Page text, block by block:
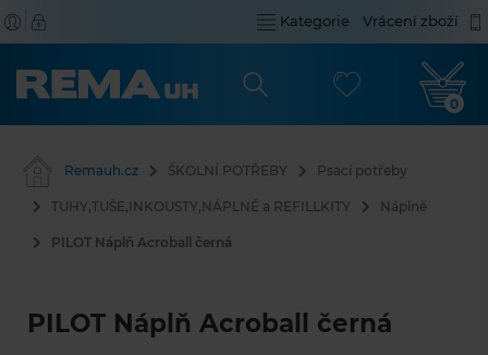
Kategorie Vrácení zboží
0
Remauh.cz ŠKOLNÍ POTŘEBY Psací potřeby
TUHY,TUŠE,INKOUSTY,NÁPLNĚ a REFILLKITY Náplně
PILOT Náplň Acroball černá
PILOT Náplň Acroball černá